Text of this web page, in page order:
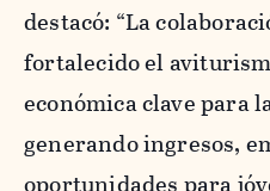
destacó: “La
fortalecido el
económica clave para
generando ingresos,
oportunidades para